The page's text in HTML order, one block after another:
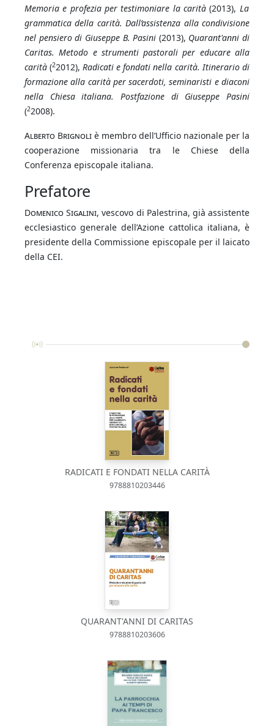
Memoria e profezia per testimoniare la carità(2013), La
grammatica della carità. Dall’assistenza alla condivisione
nel pensiero di Giuseppe B. Pasini (2013), Quarant'anni di
Caritas. Metodo e strumenti pastorali per educare alla
carità(22012), Radicati e fondati nella carità.Itinerario di
formazione alla carità per sacerdoti, seminaristi e diaconi
nella Chiesa italiana. Postfazione di Giuseppe Pasini
(22008).
Alberto Brignoli è membro dell’Ufficio nazionale per la
cooperazione missionaria tra le Chiese della
Conferenza episcopale italiana.
Prefatore
Domenico Sigalini, vescovo di Palestrina, già assistente
ecclesiastico generale dell’Azione cattolica italiana, è
presidente della Commissione episcopale per il laicato
della CEI.
RADICATI E FONDATI NELLA CARITÀ
9788810203446
QUARANT'ANNI DI CARITAS
9788810203606